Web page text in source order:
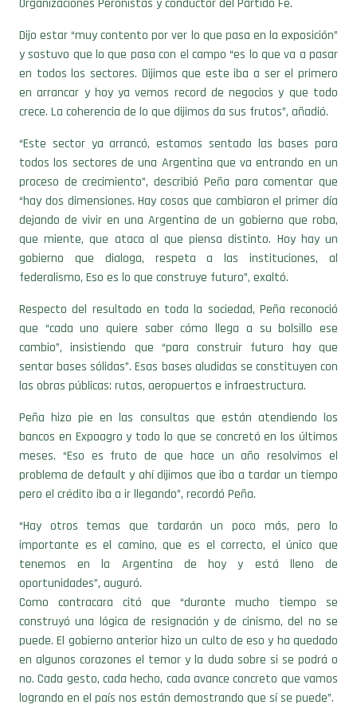
Dijo estar “muy contento por ver lo que pasa en la exposición”
y sostuvo que lo que pasa con el campo “es lo que va a pasar
en todos los sectores. Dijimos que este iba a ser el primero
en arrancar y hoy ya vemos record de negocios y que todo
crece. La coherencia de lo que dijimos da sus frutos”, añadió.
“Este sector ya arrancó, estamos sentado las bases para
todos los sectores de una Argentina que va entrando en un
proceso de crecimiento”, describió Peña para comentar que
“hay dos dimensiones. Hay cosas que cambiaron el primer día
dejando de vivir en una Argentina de un gobierno que roba,
que miente, que ataca al que piensa distinto. Hoy hay un
gobierno que dialoga, respeta a las instituciones, al
federalismo, Eso es lo que construye futuro”, exaltó.
Respecto del resultado en toda la sociedad, Peña reconoció
que “cada uno quiere saber cómo llega a su bolsillo ese
cambio”, insistiendo que “para construir futuro hay que
sentar bases sólidas”. Esas bases aludidas se constituyen con
las obras públicas: rutas, aeropuertos e infraestructura.
Peña hizo pie en las consultas que están atendiendo los
bancos en Expoagro y todo lo que se concretó en los últimos
meses. “Eso es fruto de que hace un año resolvimos el
problema de default y ahí dijimos que iba a tardar un tiempo
pero el crédito iba a ir llegando”, recordó Peña.
“Hay otros temas que tardarán un poco más, pero lo
importante es el camino, que es el correcto, el único que
tenemos en la Argentina de hoy y está lleno de
oportunidades”, auguró.
Como contracara citó que “durante mucho tiempo se
construyó una lógica de resignación y de cinismo, del no se
puede. El gobierno anterior hizo un culto de eso y ha quedado
en algunos corazones el temor y la duda sobre si se podrá o
no. Cada gesto, cada hecho, cada avance concreto que vamos
logrando en el país nos están demostrando que sí se puede”.
“Los argentinos somos mejores que esta vida que hemos